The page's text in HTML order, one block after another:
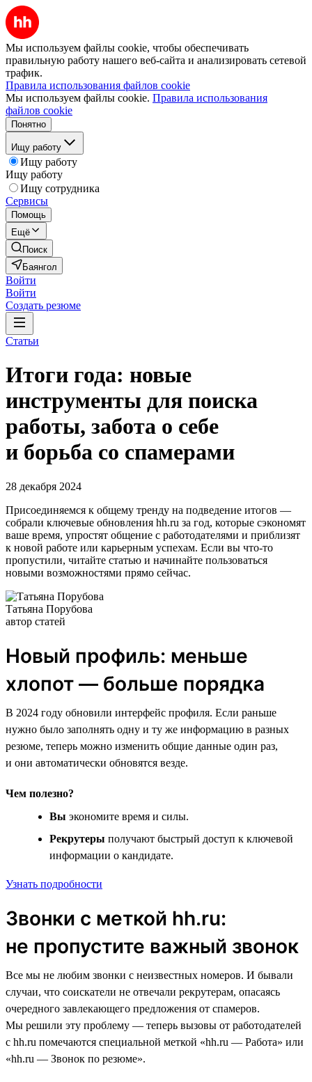
Мы используем файлы cookie, чтобы обеспечивать
правильную работу нашего веб-сайта и анализировать сетевой
трафик.
Правила использования файлов cookie
Мы используем файлы cookie. Правила использования
файлов cookie
Понятно
Ищу работу
Ищу работу
Ищу работу
Ищу сотрудника
Сервисы
Помощь
Ещё
Поиск
Баянгол
Войти
Войти
Создать резюме
Статьи
Итоги года: новые
инструменты для поиска
работы, забота о себе
и борьба со спамерами
28 декабря 2024
Присоединяемся к общему тренду на подведение итогов —
собрали ключевые обновления hh.ru за год, которые сэкономят
ваше время, упростят общение с работодателями и приблизят
к новой работе или карьерным успехам. Если вы что-то
пропустили, читайте статью и начинайте пользоваться
новыми возможностями прямо сейчас.
Татьяна Порубова
автор статей
Новый профиль: меньше
хлопот — больше порядка
В 2024 году обновили интерфейс профиля. Если раньше
нужно было заполнять одну и ту же информацию в разных
резюме, теперь можно изменить общие данные один раз,
и они автоматически обновятся везде.
Чем полезно?
Вы экономите время и силы.
Рекрутеры получают быстрый доступ к ключевой
информации о кандидате.
Узнать подробности
Звонки с меткой hh.ru:
не пропустите важный звонок
Все мы не любим звонки с неизвестных номеров. И бывали
случаи, что соискатели не отвечали рекрутерам, опасаясь
очередного завлекающего предложения от спамеров.
Мы решили эту проблему — теперь вызовы от работодателей
с hh.ru помечаются специальной меткой «hh.ru — Работа» или
«hh.ru — Звонок по резюме».